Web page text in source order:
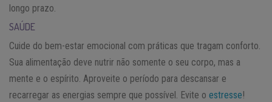
longo prazo.
SAÚDE
Cuide do bem-estar emocional com práticas que tragam conforto.
Sua alimentação deve nutrir não somente o seu corpo, mas a
mente e o espírito. Aproveite o período para descansar e
recarregar as energias sempre que possível. Evite o estresse!